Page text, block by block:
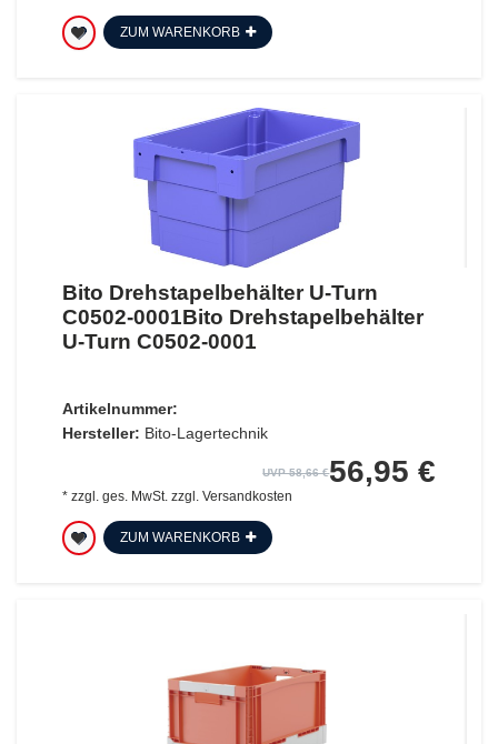
ZUM WARENKORB
Bito Drehstapelbehälter U-Turn
C0502-0001Bito Drehstapelbehälter
U-Turn C0502-0001
Artikelnummer:
Hersteller: Bito-Lagertechnik
UVP 58,66 €56,95 €
* zzgl. ges. MwSt.zzgl. Versandkosten
ZUM WARENKORB